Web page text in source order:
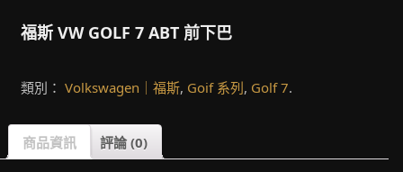
福斯 VW GOLF 7 ABT 前下巴
類別： Volkswagen｜福斯, Goif 系列, Golf 7.
商品資訊 評論 (0)